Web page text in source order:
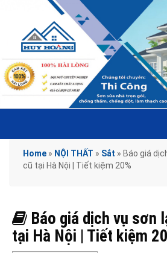
Home » NỘI THẤT » Sắt » Báo giá
cũ tại Hà Nội | Tiết kiệm 20%
Báo giá dịch vụ sơn
tại Hà Nội | Tiết kiệm